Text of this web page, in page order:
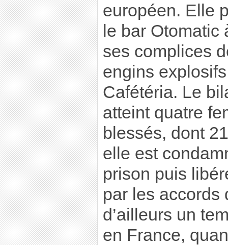
européen. Elle
le bar Otomatic
ses complices
engins
Cafétéria. Le
atteint quatre
blessés, dont
elle est
prison puis
par les accords
d’ailleurs un
en France,